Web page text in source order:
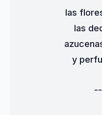
las
las
y